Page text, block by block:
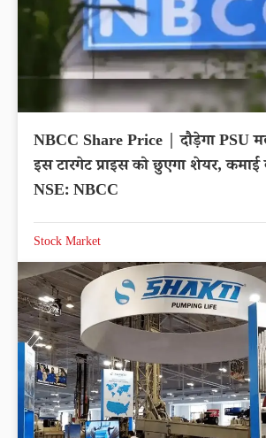
NBCC Share Price | दौड़ेगा PSU
इस टारगेट प्राइस को छुएगा शेयर, कमाई
NSE: NBCC
Stock Market